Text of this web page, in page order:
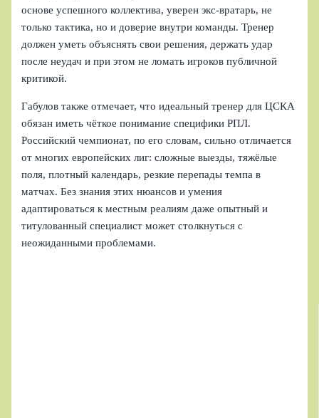
основе успешного коллектива, уверен экс-вратарь, не
только тактика, но и доверие внутри команды. Тренер
должен уметь объяснять свои решения, держать удар
после неудач и при этом не ломать игроков публичной
критикой.
Габулов также отмечает, что идеальный тренер для ЦСКА
обязан иметь чёткое понимание специфики РПЛ.
Российский чемпионат, по его словам, сильно отличается
от многих европейских лиг: сложные выезды, тяжёлые
поля, плотный календарь, резкие перепады темпа в
матчах. Без знания этих нюансов и умения
адаптироваться к местным реалиям даже опытный и
титулованный специалист может столкнуться с
неожиданными проблемами.